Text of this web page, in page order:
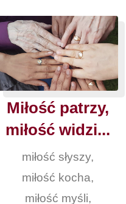
Miłość patrzy,
miłość widzi...
miłość słyszy,
miłość kocha,
miłość myśli,